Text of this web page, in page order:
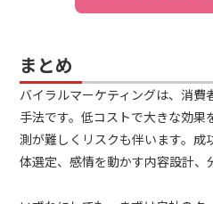
まとめ
バイラルマーケティングは、消費
手法です。低コストで大きな効
測が難しくリスクも伴います。
体選定、感情を動かす内容設計、